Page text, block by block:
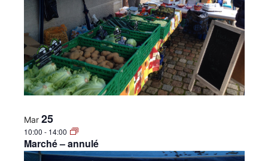
Canton
Mar 25
10:00 - 14:00
Marché – annulé